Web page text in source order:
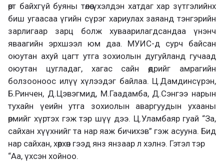
өөрт байхгүй буяны төлөө үхэлдэн хатдаг хар зүтгэлийнх
биш угаасаа үгийн сүрэг хариулах заяанд тэнгэрийн
зарлигаар зарц болж хуваарилагдсандаа үнэнч
яваагийн эрхшээл юм даа. МУИС-д сурч байсан
оюутан ахуй цагт утга зохиолын дугуйланд гучаад
оюутан цугладаг, хагас сайн өдрийг амрагийн
болзооноос илүү хүлээдэг байлаа. Ц.Дамдинсүрэн,
Б.Ринчен, Д.Цэвэгмид, М.Гаадамба, Д.Сэнгээ нарын
тухайн үеийн утга зохиолын аваргуудын ухааны
өрмийг хүртэх гэж тэр шүү дээ. Ц.Уламбаяр гуай “За,
сайхан хүүхнийг та нар яаж бичихэв” гэж асууна. Бид
нар сайхан, хөөрхөн гээд янз янзаар л хэлнэ. Гэтэл тэр
“Аа, үхсэн хойноо.